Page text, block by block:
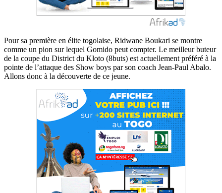
Pour sa première en élite togolaise, Ridwane Boukari se montre
comme un pion sur lequel Gomido peut compter. Le meilleur buteur
de la coupe du District du Kloto (8buts) est actuellement préféré à la
pointe de l’attaque des Show boys par son coach Jean-Paul Abalo.
Allons donc à la découverte de ce jeune.